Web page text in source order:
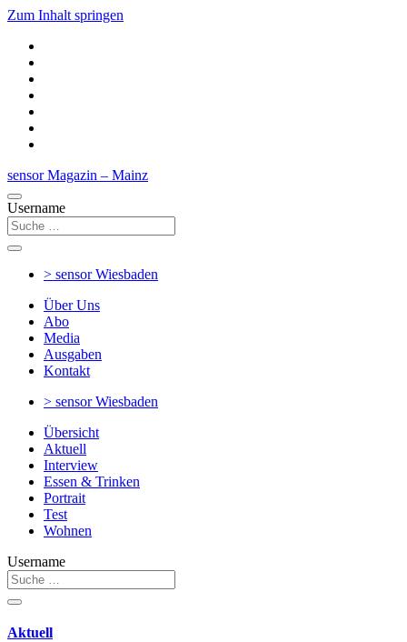
Zum Inhalt springen
sensor Magazin – Mainz
Username
> sensorWiesbaden
Über Uns
Abo
Media
Ausgaben
Kontakt
> sensorWiesbaden
Übersicht
Aktuell
Interview
Essen & Trinken
Portrait
Test
Wohnen
Username
Aktuell